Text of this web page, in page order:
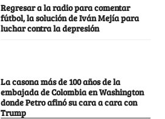
Regresar a la radio para comentar
fútbol, la solución de Iván Mejía para
luchar contra la depresión
La casona más de 100 años de la
embajada de Colombia en Washington
donde Petro afinó su cara a cara con
Trump